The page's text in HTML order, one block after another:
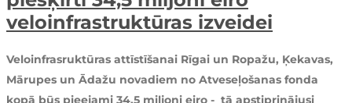
veloinfrastruktūras izveidei
Veloinfrasruktūras attīstīšanai Rīgai un Ropažu, Ķekavas,
Mārupes un Ādažu novadiem no Atveseļošanas fonda
kopā būs pieejami 34,5 miljoni eiro - tā apstiprinājusi